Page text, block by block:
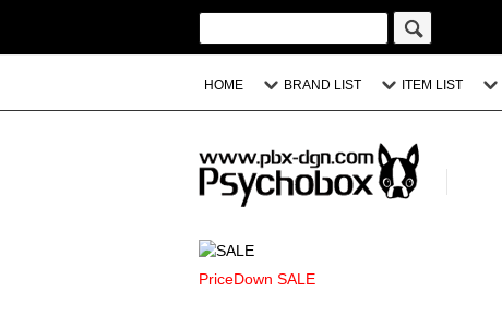
HOME BRAND LIST ITEM LIST
PriceDown SALE